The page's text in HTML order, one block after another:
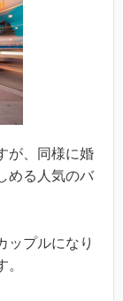
が、同様に婚
める人気のバ
ップルになり